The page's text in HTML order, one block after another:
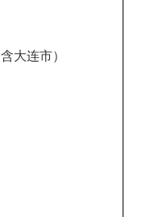
大连市）